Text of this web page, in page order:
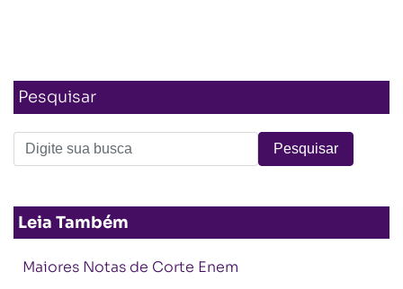
Pesquisar
Leia Também
Maiores Notas de Corte Enem